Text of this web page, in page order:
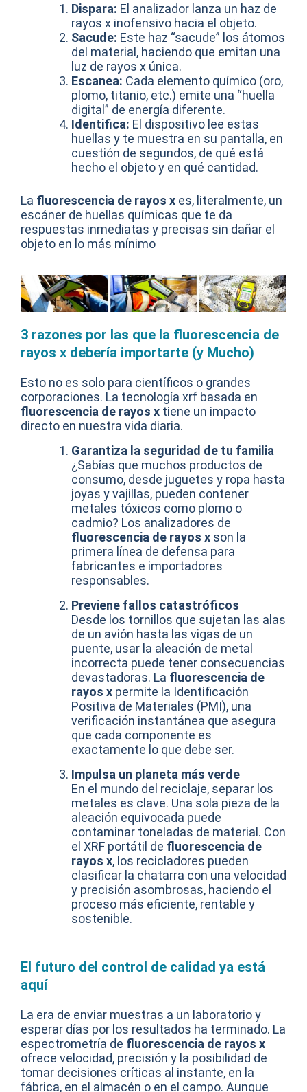
Dispara: El analizador lanza un haz de
rayos x inofensivo hacia el objeto.
Sacude: Este haz “sacude” los átomos
del material, haciendo que emitan una
luz de rayos x única.
Escanea: Cada elemento químico (oro,
plomo, titanio, etc.) emite una “huella
digital” de energía diferente.
Identifica: El dispositivo lee estas
huellas y te muestra en su pantalla, en
cuestión de segundos, de qué está
hecho el objeto y en qué cantidad.
La fluorescencia de rayos x es, literalmente, un
escáner de huellas químicas que te da
respuestas inmediatas y precisas sin dañar el
objeto en lo más mínimo
3 razones por las que la fluorescencia de
rayos x debería importarte (y Mucho)
Esto no es solo para científicos o grandes
corporaciones. La tecnología xrf basada en
fluorescencia de rayos x tiene un impacto
directo en nuestra vida diaria.
Garantiza la seguridad de tu familia
¿Sabías que muchos productos de
consumo, desde juguetes y ropa hasta
joyas y vajillas, pueden contener
metales tóxicos como plomo o
cadmio? Los analizadores de
fluorescencia de rayos x son la
primera línea de defensa para
fabricantes e importadores
responsables.
Previene fallos catastróficos
Desde los tornillos que sujetan las alas
de un avión hasta las vigas de un
puente, usar la aleación de metal
incorrecta puede tener consecuencias
devastadoras. La fluorescencia de
rayos x permite la Identificación
Positiva de Materiales (PMI), una
verificación instantánea que asegura
que cada componente es
exactamente lo que debe ser.
Impulsa un planeta más verde
En el mundo del reciclaje, separar los
metales es clave. Una sola pieza de la
aleación equivocada puede
contaminar toneladas de material. Con
el XRF portátil de fluorescencia de
rayos x, los recicladores pueden
clasificar la chatarra con una velocidad
y precisión asombrosas, haciendo el
proceso más eficiente, rentable y
sostenible.
El futuro del control de calidad ya está
aquí
La era de enviar muestras a un laboratorio y
esperar días por los resultados ha terminado. La
espectrometría de f luorescencia de rayos x
ofrece velocidad, precisión y la posibilidad de
tomar decisiones críticas al instante, en la
fábrica, en el almacén o en el campo. Aunque